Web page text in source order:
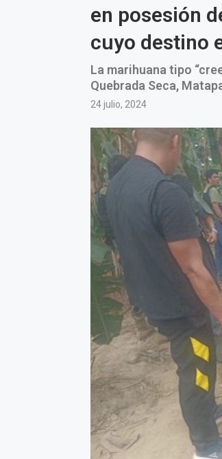
en posesión
cuyo destino
La marihuana tipo
Quebrada Seca,
24 julio, 2024